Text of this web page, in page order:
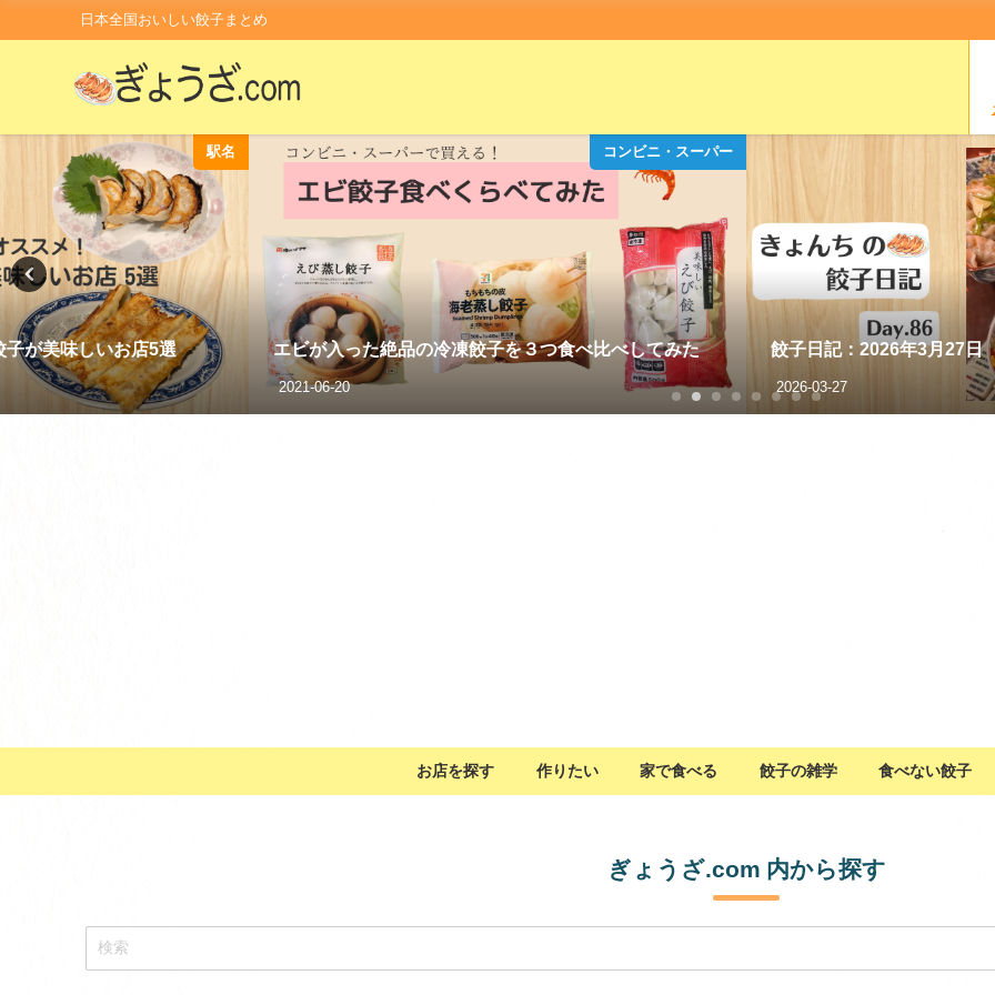
日本全国おいしい餃子まとめ
駅名
子が美味しいお店5選
コンビニ・スーパー
エビが入った絶品の冷凍餃子を３つ食べ比べしてみた
2021-06-20
餃子日記：2026年3月27日
2026-03-27
お店を探す 作りたい 家で食べる 餃子の雑学 食べない餃子
ぎょうざ.com 内から探す